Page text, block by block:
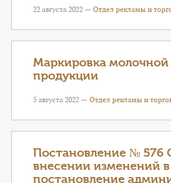
22 августа 2022 — Отдел рекламы и
Маркировка молочной
продукции
5 августа 2022 — Отдел рекламы и
Постановление № 576
внесении изменений в
постановление